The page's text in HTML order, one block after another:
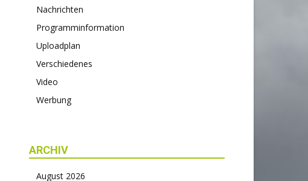
Nachrichten
Programminformation
Uploadplan
Verschiedenes
Video
Werbung
ARCHIV
August 2026